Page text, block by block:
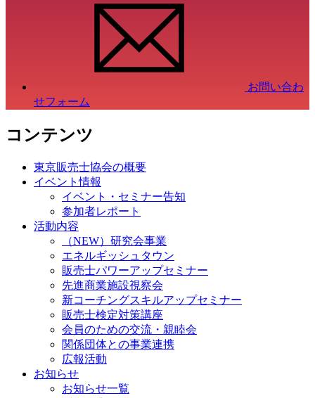
お問い合わ
せフォーム
コンテンツ
東京販売士協会の概要
イベント情報
イベント・セミナー告知
参加者レポート
活動内容
（NEW）研究会事業
エネルギッシュタウン
販売士パワーアップセミナー
先進商業施設視察会
新コーチングスキルアップセミナー
販売士検定対策講座
会員のための交流・親睦会
関係団体との事業連携
広報活動
お知らせ
お知らせ一覧